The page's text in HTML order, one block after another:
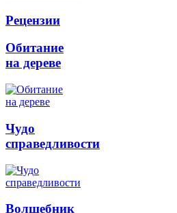
Рецензии
Обитание
на дереве
Чудо
справедливости
Волшебник